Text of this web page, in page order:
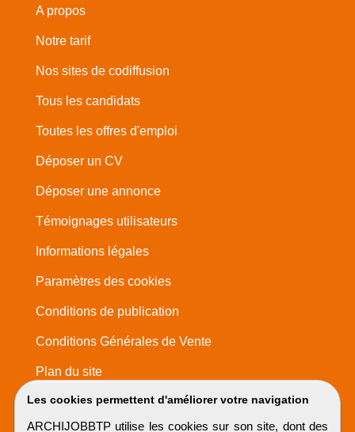
Les cookies permettent d'améliorer votre navigation
ARCHIJOBBTP utilise les cookies sur son site, dont des
A propos
Notre tarif
Nos sites de codiffusion
Tous les candidats
Toutes les offres d'emploi
Déposer un CV
Déposer une annonce
Témoignages utilisateurs
Informations légales
Paramètres des cookies
Conditions de publication
Conditions Générales de Vente
Plan du site